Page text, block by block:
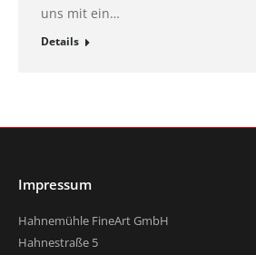
uns mit ein…
Details
Impressum
Hahnemühle FineArt GmbH
Hahnestraße 5